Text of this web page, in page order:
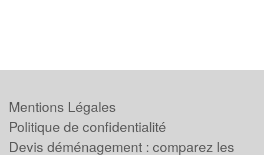
Mentions Légales
Politique de confidentialité
Devis déménagement : comparez les